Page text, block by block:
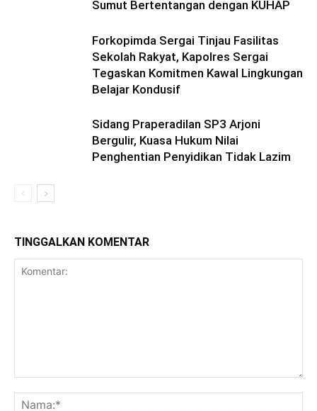
Sumut Bertentangan dengan KUHAP
Forkopimda Sergai Tinjau Fasilitas
Sekolah Rakyat, Kapolres Sergai
Tegaskan Komitmen Kawal Lingkungan
Belajar Kondusif
Sidang Praperadilan SP3 Arjoni
Bergulir, Kuasa Hukum Nilai
Penghentian Penyidikan Tidak Lazim
TINGGALKAN KOMENTAR